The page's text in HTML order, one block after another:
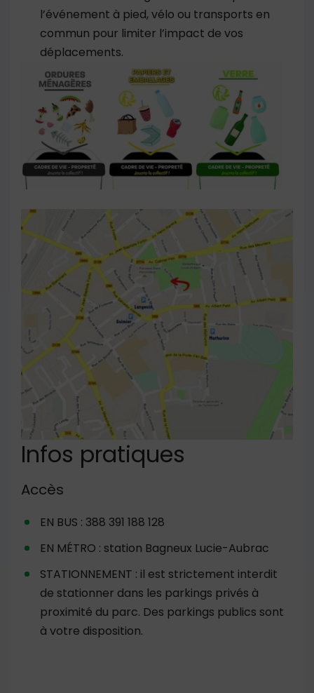
l’événement à pied, vélo ou transports en
commun pour limiter l’impact de vos
déplacements.
Show larger version
Infos pratiques
Accès
EN BUS : 388 391 188 128
EN MÉTRO : station Bagneux Lucie-Aubrac
STATIONNEMENT : il est strictement interdit
de stationner dans les parkings privés à
proximité du parc. Des parkings publics sont
à votre disposition.